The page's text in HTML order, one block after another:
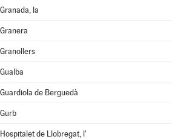
Granada, la
Granera
Granollers
Gualba
Guardiola de Berguedà
Gurb
Hospitalet de Llobregat, l'